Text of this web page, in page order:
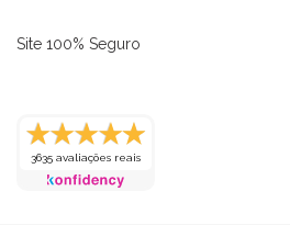
Macaquinhos
Site 100% Seguro
3635 avaliações reais